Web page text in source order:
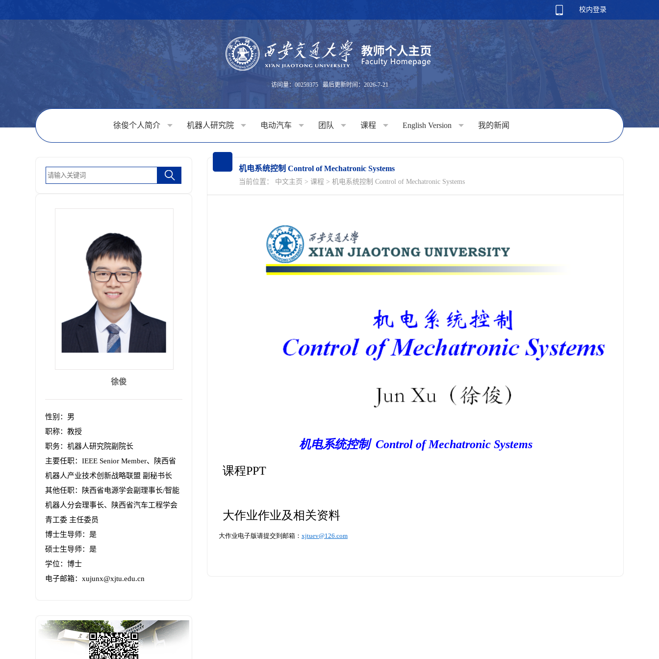
校内登录
访问量：00259375 最后更新时间： 2026-7-21
徐俊个人简介 机器人研究院 电动汽车 团队 课程 English Version 我的新闻
徐俊
性别：男
职称：教授
职务：机器人研究院副院长
主要任职：IEEE Senior Member、陕西省
机器人产业技术创新战略联盟 副秘书长
其他任职：陕西省电源学会副理事长/智能
机器人分会理事长、陕西省汽车工程学会
青工委 主任委员
博士生导师：是
硕士生导师：是
学位：博士
电子邮箱： xujunx@xjtu.edu.cn
机电系统控制 Control of Mechatronic Systems
当前位置： 中文主页 > 课程 > 机电系统控制 Control of Mechatronic Systems